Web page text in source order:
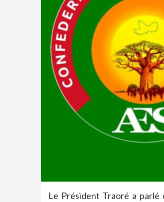
Le Président Traoré a parlé